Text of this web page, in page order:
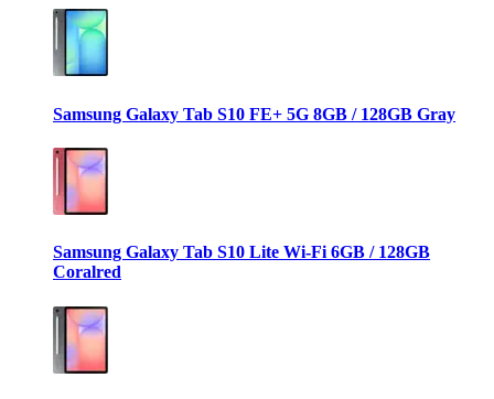
Samsung Galaxy Tab S10 FE+ 5G 8GB / 128GB Gray
Samsung Galaxy Tab S10 Lite Wi-Fi 6GB / 128GB
Coralred